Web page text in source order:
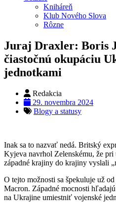
Kniháreň
Klub Nového Slova
Rôzne
Juraj Draxler: Boris
čiastočnú okupáciu
jednotkami
Redakcia
29. novembra 2024
Blogy a statusy
Inak sa to nazvať nedá. Britský
Kyjeva navrhol Zelenskému, že
západné krajiny do krajiny vyslali
O tejto možnosti sa špekuluje už
Macron. Západné mocnosti
na Ukrajine umiestniť vojenské